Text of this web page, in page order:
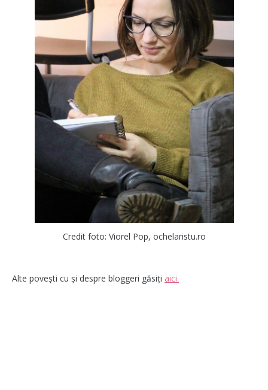
Credit foto: Viorel Pop, ochelaristu.ro
Alte povești cu și despre bloggeri găsiți aici.